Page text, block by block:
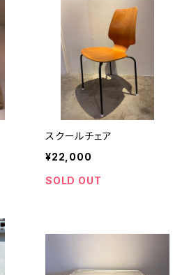
スクールチェア
¥22,000
SOLD OUT